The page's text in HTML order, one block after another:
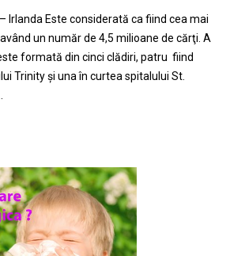
Irlanda Este considerată ca fiind cea mai
un număr de 4,5 milioane de cărţi. A
formată din cinci clădiri, patru fiind
Trinity şi una în curtea spitalului St.